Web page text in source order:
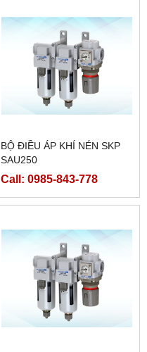
BỘ ĐIỀU ÁP KHÍ NÉN SKP
SAU250
Call: 0985-843-778